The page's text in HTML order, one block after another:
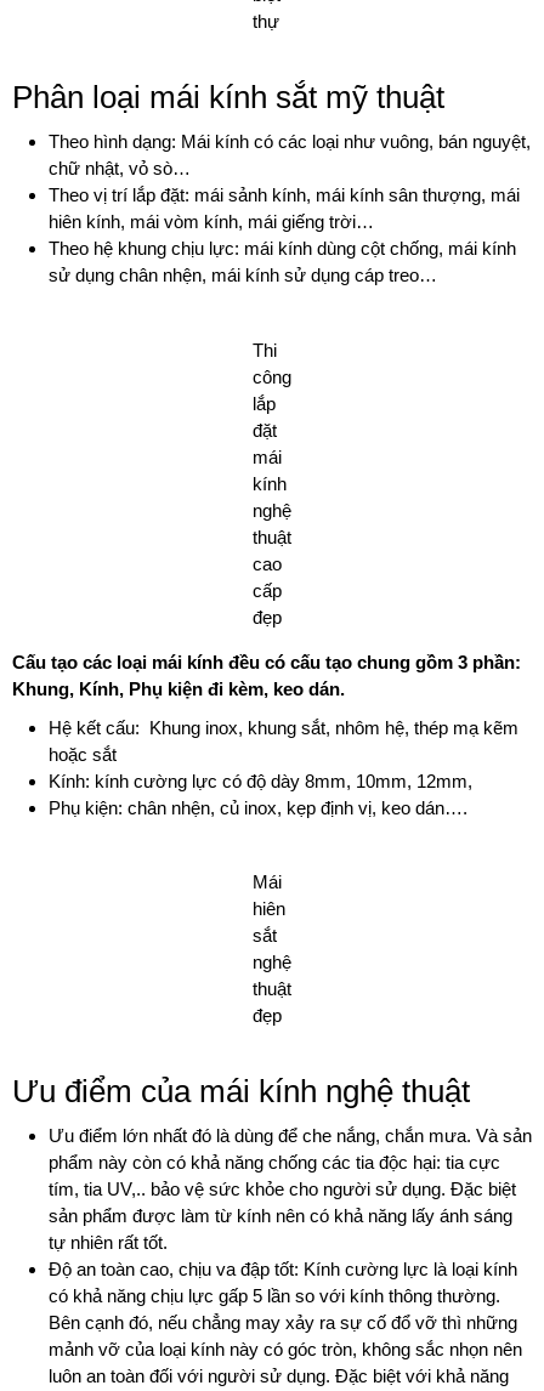
thự
Phân loại mái kính sắt mỹ thuật
Theo hình dạng: Mái kính có các loại như vuông, bán nguyệt,
chữ nhật, vỏ sò…
Theo vị trí lắp đặt: mái sảnh kính, mái kính sân thượng, mái
hiên kính, mái vòm kính, mái giếng trời…
Theo hệ khung chịu lực: mái kính dùng cột chống, mái kính
sử dụng chân nhện, mái kính sử dụng cáp treo…
Thi
công
lắp
đặt
mái
kính
nghệ
thuật
cao
cấp
đẹp
Cấu tạo các loại mái kính đều có cấu tạo chung gồm 3 phần:
Khung, Kính, Phụ kiện đi kèm, keo dán.
Hệ kết cấu: Khung inox, khung sắt, nhôm hệ, thép mạ kẽm
hoặc sắt
Kính: kính cường lực có độ dày 8mm, 10mm, 12mm,
Phụ kiện: chân nhện, củ inox, kẹp định vị, keo dán….
Mái
hiên
sắt
nghệ
thuật
đẹp
Ưu điểm của mái kính nghệ thuật
Ưu điểm lớn nhất đó là dùng để che nắng, chắn mưa. Và sản
phẩm này còn có khả năng chống các tia độc hại: tia cực
tím, tia UV,.. bảo vệ sức khỏe cho người sử dụng. Đặc biệt
sản phẩm được làm từ kính nên có khả năng lấy ánh sáng
tự nhiên rất tốt.
Độ an toàn cao, chịu va đập tốt: Kính cường lực là loại kính
có khả năng chịu lực gấp 5 lần so với kính thông thường.
Bên cạnh đó, nếu chẳng may xảy ra sự cố đổ vỡ thì những
mảnh vỡ của loại kính này có góc tròn, không sắc nhọn nên
luôn an toàn đối với người sử dụng. Đặc biệt với khả năng